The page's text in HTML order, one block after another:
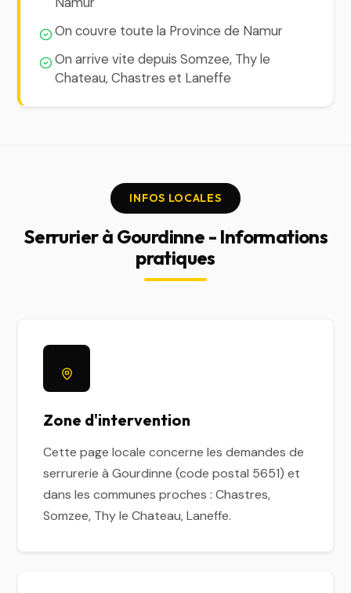
On couvre toute la Province de Namur
On arrive vite depuis Somzee, Thy le
Chateau, Chastres et Laneffe
INFOS LOCALES
Serrurier à Gourdinne - Informations
pratiques
Zone d'intervention
Cette page locale concerne les demandes de
serrurerie à Gourdinne (code postal 5651) et
dans les communes proches : Chastres,
Somzee, Thy le Chateau, Laneffe.